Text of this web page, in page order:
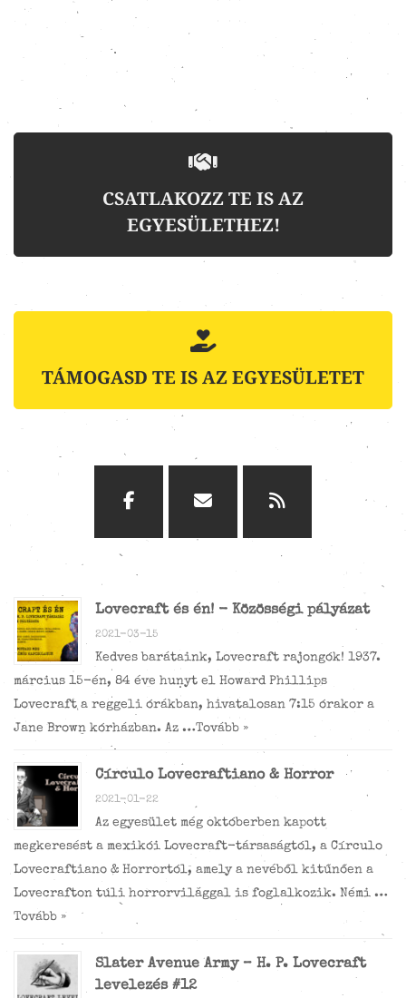
CSATLAKOZZ TE IS AZ
EGYESÜLETHEZ!
TÁMOGASD TE IS AZ EGYESÜLETET
Lovecraft és én! - Közösségi pályázat
2021-03-15
Kedves barátaink, Lovecraft rajongók! 1937.
március 15-én, 84 éve hunyt el Howard Phillips
Lovecraft a reggeli órákban, hivatalosan 7:15 órakor a
Jane Brown kórházban. Az …Tovább »
Círculo Lovecraftiano & Horror
2021-01-22
Az egyesület még októberben kapott
megkeresést a mexikói Lovecraft-társaságtól, a Círculo
Lovecraftiano & Horrortól, amely a nevéből kitűnően a
Lovecrafton túli horrorvilággal is foglalkozik. Némi …
Tovább »
Slater Avenue Army – H. P. Lovecraft
levelezés #12